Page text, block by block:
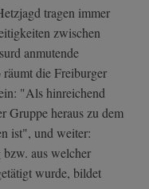
tragen immer
zwischen
anmutende
die Freiburger
"Als hinreichend
Gruppe heraus zu dem
ist", und weiter:
aus welcher
wurde, bildet